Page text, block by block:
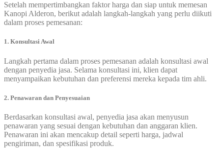
Setelah mempertimbangkan faktor harga dan siap untuk memesan
Kanopi Alderon, berikut adalah langkah-langkah yang perlu diikuti
dalam proses pemesanan:
1. Konsultasi Awal
Langkah pertama dalam proses pemesanan adalah konsultasi awal
dengan penyedia jasa. Selama konsultasi ini, klien dapat
menyampaikan kebutuhan dan preferensi mereka kepada tim ahli.
2. Penawaran dan Penyesuaian
Berdasarkan konsultasi awal, penyedia jasa akan menyusun
penawaran yang sesuai dengan kebutuhan dan anggaran klien.
Penawaran ini akan mencakup detail seperti harga, jadwal
pengiriman, dan spesifikasi produk.